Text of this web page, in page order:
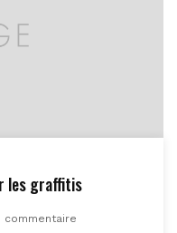
les graffitis
commentaire